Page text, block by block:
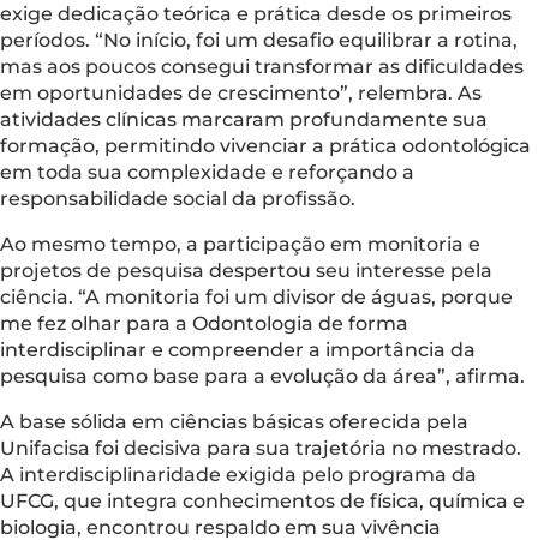
exige dedicação teórica e prática desde os primeiros
períodos. “No início, foi um desafio equilibrar a rotina,
mas aos poucos consegui transformar as dificuldades
em oportunidades de crescimento”, relembra. As
atividades clínicas marcaram profundamente sua
formação, permitindo vivenciar a prática odontológica
em toda sua complexidade e reforçando a
responsabilidade social da profissão.
Ao mesmo tempo, a participação em monitoria e
projetos de pesquisa despertou seu interesse pela
ciência. “A monitoria foi um divisor de águas, porque
me fez olhar para a Odontologia de forma
interdisciplinar e compreender a importância da
pesquisa como base para a evolução da área”, afirma.
A base sólida em ciências básicas oferecida pela
Unifacisa foi decisiva para sua trajetória no mestrado.
A interdisciplinaridade exigida pelo programa da
UFCG, que integra conhecimentos de física, química e
biologia, encontrou respaldo em sua vivência